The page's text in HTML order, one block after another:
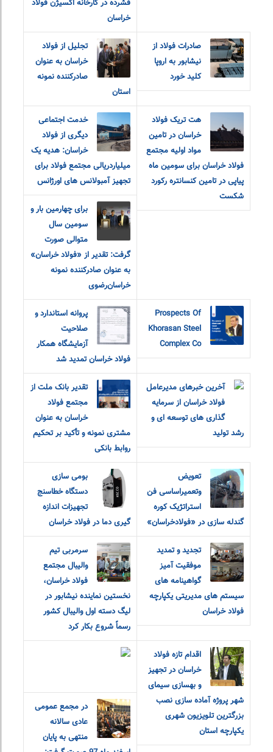
فشرده در کارخانه اکسیژن فولاد
خراسان
صادرات فولاد از
نیشابور به اروپا
کلید خورد
تجلیل از فولاد
خراسان به عنوان
صادرکننده نمونه
استان
هت تریک فولاد
خراسان در تامین
مواد اولیه مجتمع
فولاد خراسان برای سومین ماه
پیاپی در تامین کنسانتره رکورد
شکست
خدمت اجتماعی
دیگری از فولاد
خراسان: هدیه یک
میلیاردریالی مجتمع فولاد برای
تجهیز آمبولانس های اورژانس
برای چهارمین بار و
سومین سال
متوالی صورت
گرفت: تقدیر از «فولاد خراسان»
به عنوان صادرکننده نمونه
خراسان‌رضوی
Prospects Of
Khorasan Steel
Complex Co
پروانه استاندارد و
صلاحیت
آزمایشگاه همکار
فولاد خراسان تمدید شد
آخرین خبرهای مدیرعامل
فولاد خراسان از سرمایه
گذاری های توسعه ای و
رشد تولید
تقدیر بانک ملت از
مجتمع فولاد
خراسان به عنوان
مشتری نمونه و تأکید بر تحکیم
روابط بانکی
تعویض
وتعمیراساسی فن
استراتژیک کوره
گندله سازی در «فولادخراسان»
بومی سازی
دستگاه خطاسنج
تجهیزات اندازه
گیری دما در فولاد خراسان
تجدید و تمدید
موفقیت آمیز
گواهینامه های
سیستم های مدیریتی یکپارچه
فولاد خراسان
سرمربی تیم
والیبال مجتمع
فولاد خراسان،
نخستین نماینده نیشابور در
لیگ دسته اول والیبال کشور
رسماً شروع بکار کرد
اقدام تازه فولاد
خراسان در تجهیز
و بهسازی سیمای
شهر پروژه آماده سازی نصب
بزرگترین تلویزیون شهری
یکپارچه استان
در مجمع عمومی
عادی سالانه
منتهی به پایان